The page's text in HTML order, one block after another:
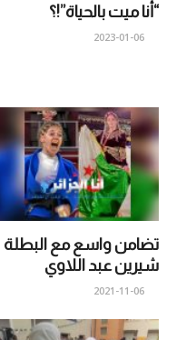
“أنا ميت بالحياة”!؟
2023-01-06
تضامن واسع مع البطلة
شيرين عبد اللاوي
2021-11-06